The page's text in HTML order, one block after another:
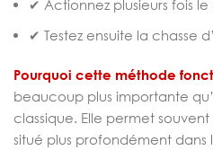
✔ Actionnez plusieurs fois le
✔ Testez ensuite la chasse
Pourquoi cette méthode
beaucoup plus importante
classique. Elle permet
situé plus profondément dans